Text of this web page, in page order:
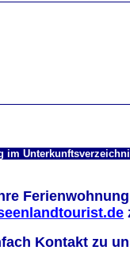
im
Kontakt zu